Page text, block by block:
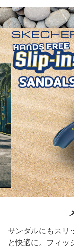
サンダルにもスリ
と快適に。フィッ